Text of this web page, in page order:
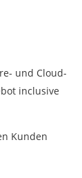
und Cloud-
inclusive
Kunden